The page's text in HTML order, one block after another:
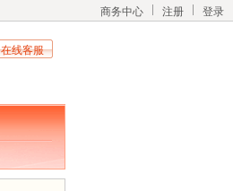
登录
注册
商务中心
在线客服